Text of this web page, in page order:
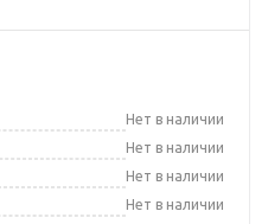
Нет в наличии
Нет в наличии
Нет в наличии
Нет в наличии